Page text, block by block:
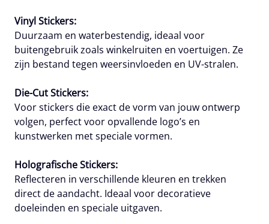
Vinyl Stickers:
Duurzaam en waterbestendig, ideaal voor
buitengebruik zoals winkelruiten en voertuigen. Ze
zijn bestand tegen weersinvloeden en UV-stralen.
Die-Cut Stickers:
Voor stickers die exact de vorm van jouw ontwerp
volgen, perfect voor opvallende logo’s en
kunstwerken met speciale vormen.
Holografische Stickers:
Reflecteren in verschillende kleuren en trekken
direct de aandacht. Ideaal voor decoratieve
doeleinden en speciale uitgaven.